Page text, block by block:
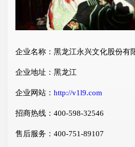
企业名称：黑龙江永兴文化股份有
企业地址：黑龙江
企业网站： http://v1l9.com
招商热线：400-598-32546
售后服务：400-751-89107